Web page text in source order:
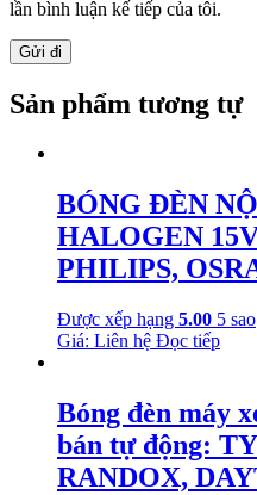
lần bình luận kế tiếp của tôi.
Sản phẩm tương tự
BÓNG ĐÈN
HALOGEN
PHILIPS,
Được xếp hạng 5.00 5 sao
Giá: Liên hệ Đọc tiếp
Bóng đèn máy
bán tự động:
RANDOX,